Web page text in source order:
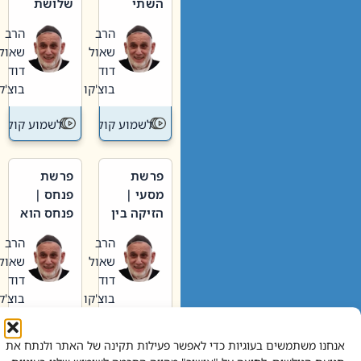
אנחנו משתמשים בעוגיות כדי לאפשר פעילות תקינה של האתר ולנתח את
וערב של
חיינו
הרב
שאול
דוד
בוצ'קו
לשמוע קול תורה – מדרש
האבות
הרב
שאול
דוד
בוצ'קו
לשמוע קול
פרשת
מסעי |
הזיקה בין
הגדול לעם הרב
שאול
דוד
בוצ'קו
לשמוע קול תורה – מדרש
פרשת
פנחס |
פנחס הוא
אליהו: בין
קנאות
הורסת
לקנאות
בונה
הרב
שאול
דוד
בוצ'קו
לשמוע קול